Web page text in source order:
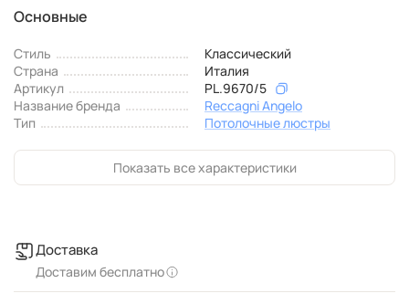
Основные
Стиль
Классический
Страна
Италия
Артикул
PL.9670/5
Название бренда
Reccagni Angelo
Тип
Потолочные люстры
Показать все характеристики
Доставка
Доставим бесплатно